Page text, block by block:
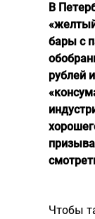
В
бары с
рублей
Чтобы